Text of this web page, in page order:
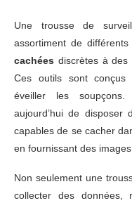
Une trousse de
assortiment de
cachées discrètes à des
Ces outils sont conçus
éveiller les
aujourd’hui de disposer
capables de se cacher
en fournissant des
Non seulement une
collecter des